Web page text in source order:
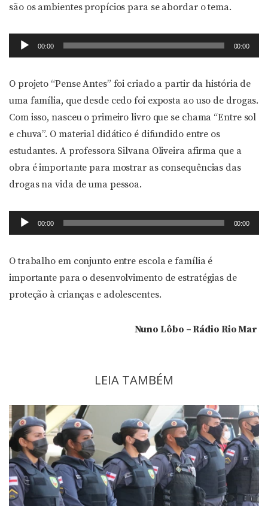
são os ambientes propícios para se abordar o tema.
Tocador
de
00:00 00:00
O projeto “Pense Antes” foi criado a partir da história de
uma família, que desde cedo foi exposta ao uso de drogas.
Com isso, nasceu o primeiro livro que se chama “Entre sol
e chuva”. O material didático é difundido entre os
estudantes. A professora Silvana Oliveira afirma que a
obra é importante para mostrar as consequências das
drogas na vida de uma pessoa.
Tocador
de
00:00 00:00
O trabalho em conjunto entre escola e família é
importante para o desenvolvimento de estratégias de
proteção à crianças e adolescentes.
Nuno Lôbo – Rádio Rio Mar
LEIA TAMBÉM